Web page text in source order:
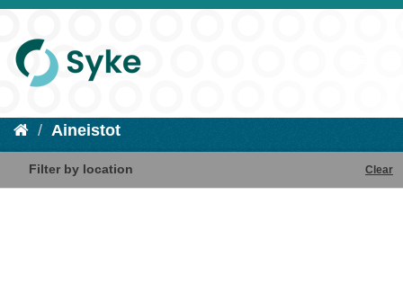
Aineistot
Filter by location Clear